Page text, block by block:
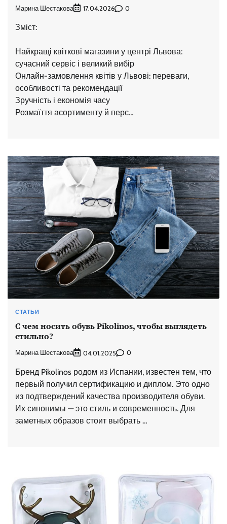
Марина Шестакова 17.04.2026 0
Зміст:
Найкращі квіткові магазини у центрі Львова:
сучасний сервіс і великий вибір
Онлайн-замовлення квітів у Львові: переваги,
особливості та рекомендації
Зручність і економія часу
Розмаїття асортименту й перс…
СТАТЬИ
С чем носить обувь Pikolinos, чтобы выглядеть
стильно?
Марина Шестакова 04.01.2025 0
Бренд Pikolinos родом из Испании, известен тем, что
первый получил сертификацию и диплом. Это одно
из подтверждений качества производителя обуви.
Их синонимы — это стиль и современность. Для
заметных образов стоит выбрать …